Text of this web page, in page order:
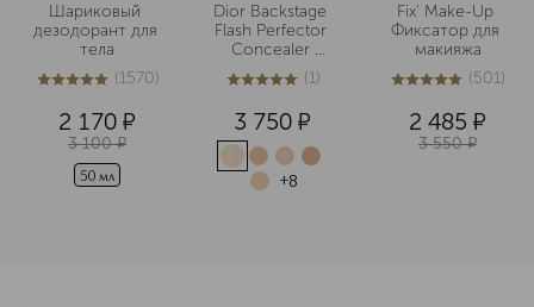
Шариковый
дезодорант для
тела
5из 51570 (1570)
2 170 ¤
3 100 ¤
50 мл
Dior Backstage
Flash Perfector
Concealer
Водостойкий
корректор для
5из 51 (1)
3 750 ¤
+8
Fix' Make-Up
Фиксатор для
макияжа
5из 5501 (501)
2 485 ¤
3 550 ¤